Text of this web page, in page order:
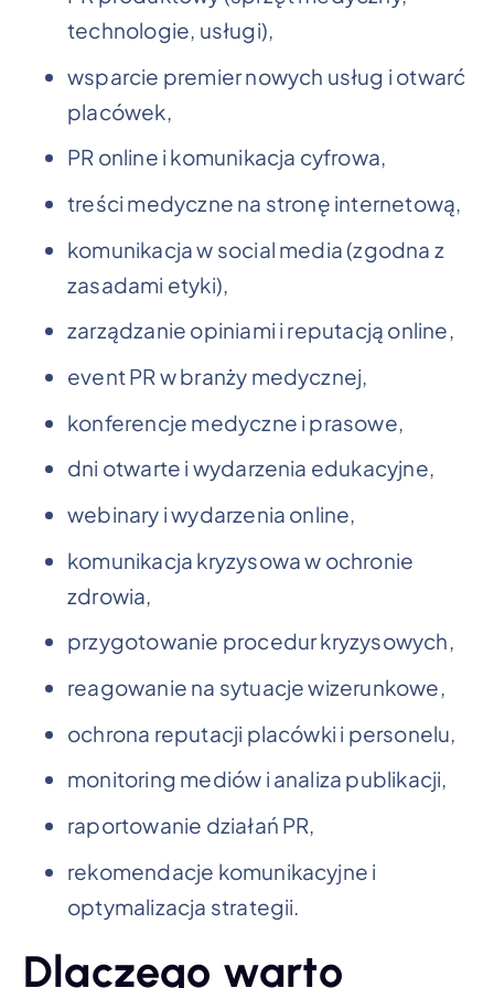
technologie, usługi),
wsparcie premier nowych usług i otwarć
placówek,
PR online i komunikacja cyfrowa,
treści medyczne na stronę internetową,
komunikacja w social media (zgodna z
zasadami etyki),
zarządzanie opiniami i reputacją online,
event PR w branży medycznej,
konferencje medyczne i prasowe,
dni otwarte i wydarzenia edukacyjne,
webinary i wydarzenia online,
komunikacja kryzysowa w ochronie
zdrowia,
przygotowanie procedur kryzysowych,
reagowanie na sytuacje wizerunkowe,
ochrona reputacji placówki i personelu,
monitoring mediów i analiza publikacji,
raportowanie działań PR,
rekomendacje komunikacyjne i
optymalizacja strategii.
Dlaczego warto